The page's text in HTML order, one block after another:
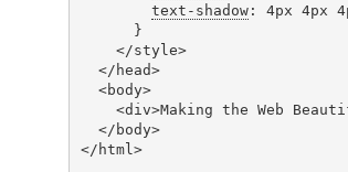
text-shadow: 4px 4px
</html>